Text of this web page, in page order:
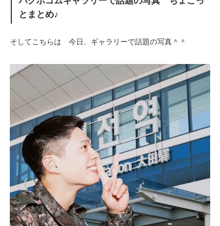
とまとめ♪
そしてこちらは 今日、ギャラリーで話題の写真＾＾